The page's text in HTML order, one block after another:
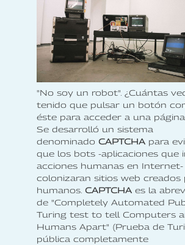
"No soy un robot". ¿Cuántas
tenido que pulsar un botón
éste para acceder a una
Se desarrolló un sistema
denominado CAPTCHA para
que los bots -aplicaciones que
acciones humanas en Internet-
colonizaran sitios web creados
humanos. CAPTCHA es la
de "Completely Automated
Turing test to tell Computers
Humans Apart" (Prueba de
pública completamente